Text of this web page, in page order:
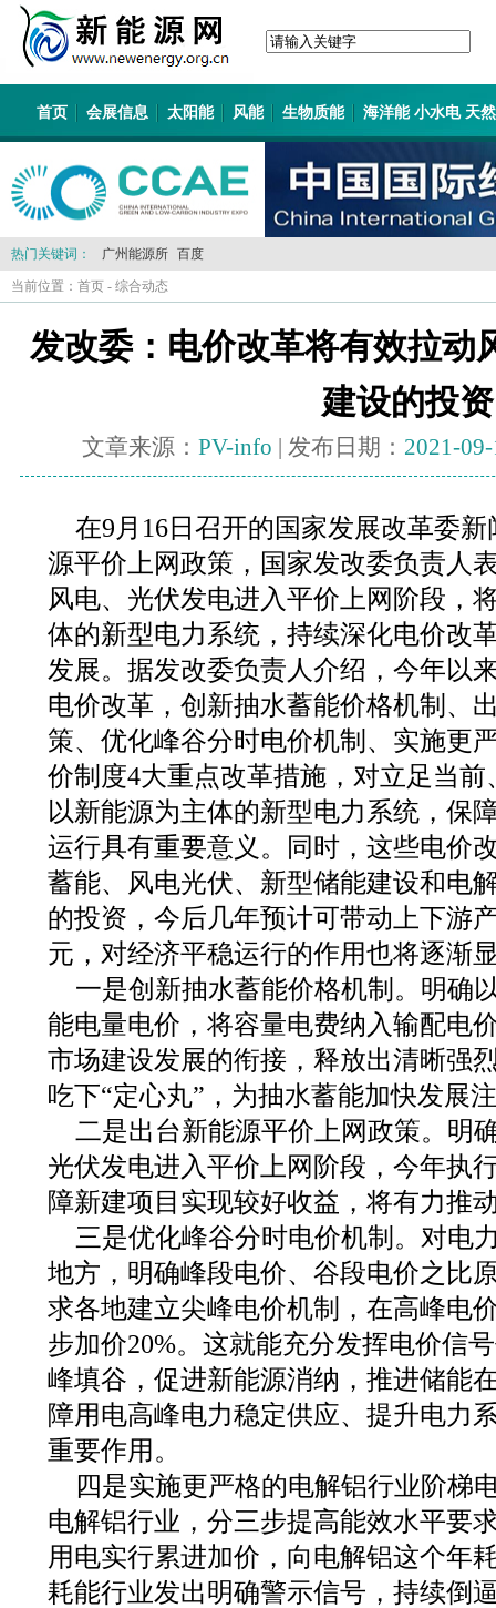
首页 会展信息 太阳能 风能 生物质能 海洋能 小水电 天
热门关键词： 广州能源所 百度
当前位置： 首页 - 综合动态
发改委：电价改革将有效拉动
建设的投资
文章来源： PV-info | 发布日期： 2021-
在9月16日召开的国家发展改革委
源平价上网政策，国家发改委负责人
风电、光伏发电进入平价上网阶段，
体的新型电力系统，持续深化电价改
发展。据发改委负责人介绍，今年以
电价改革，创新抽水蓄能价格机制、
策、优化峰谷分时电价机制、实施更
价制度4大重点改革措施，对立足当
以新能源为主体的新型电力系统，保
运行具有重要意义。同时，这些电价
蓄能、风电光伏、新型储能建设和电
的投资，今后几年预计可带动上下游
元，对经济平稳运行的作用也将逐渐
一是创新抽水蓄能价格机制。明确
能电量电价，将容量电费纳入输配电
市场建设发展的衔接，释放出清晰强
吃下“定心丸”，为抽水蓄能加快发展
二是出台新能源平价上网政策。明
光伏发电进入平价上网阶段，今年执
障新建项目实现较好收益，将有力推
三是优化峰谷分时电价机制。对电
地方，明确峰段电价、谷段电价之比
求各地建立尖峰电价机制，在高峰电
步加价20%。这就能充分发挥电价信
峰填谷，促进新能源消纳，推进储能
障用电高峰电力稳定供应、提升电力
重要作用。
四是实施更严格的电解铝行业阶梯
电解铝行业，分三步提高能效水平要
用电实行累进加价，向电解铝这个年
耗能行业发出明确警示信号，持续倒